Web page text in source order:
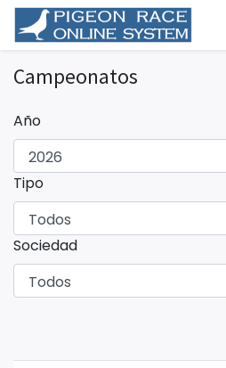
Campeonatos
Año
Tipo
Sociedad